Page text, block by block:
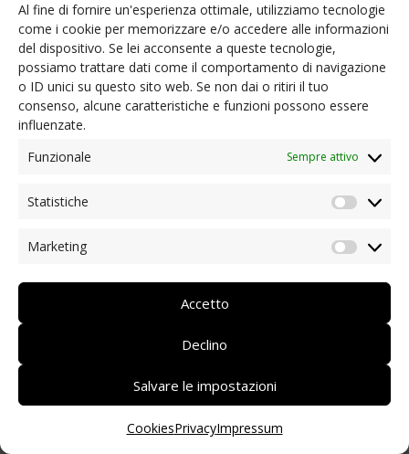
Al fine di fornire un'esperienza ottimale, utilizziamo tecnologie
come i cookie per memorizzare e/o accedere alle informazioni
del dispositivo. Se lei acconsente a queste tecnologie,
possiamo trattare dati come il comportamento di navigazione
o ID unici su questo sito web. Se non dai o ritiri il tuo
consenso, alcune caratteristiche e funzioni possono essere
influenzate.
Funzionale
Sempre attivo
Statistiche
Marketing
Accetto
Declino
Salvare le impostazioni
CookiesPrivacyImpressum
ACADEMY
VIDEOTECA
NEWS
Ordinanze presidenziali e informazioni utili
Coronavirus: aiuto dai soci
Iniziative dei nostri soci/partner
DEUTSCH